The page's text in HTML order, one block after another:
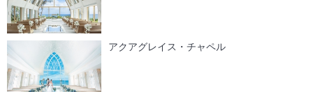
アクアグレイス・チャペル